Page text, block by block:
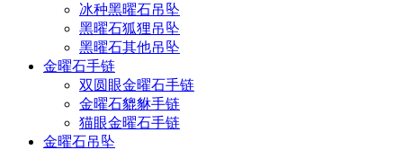
冰种黑曜石吊坠
黑曜石狐狸吊坠
黑曜石其他吊坠
金曜石手链
双圆眼金曜石手链
金曜石貔貅手链
猫眼金曜石手链
金曜石吊坠